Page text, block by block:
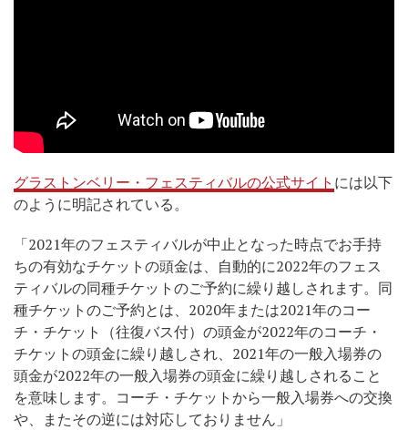
グラストンベリー・フェスティバルの公式サイト には以下
のように明記されている。
「2021年のフェスティバルが中止となった時点でお手持
ちの有効なチケットの頭金は、自動的に2022年のフェス
ティバルの同種チケットのご予約に繰り越しされます。同
種チケットのご予約とは、2020年または2021年のコー
チ・チケット（往復バス付）の頭金が2022年のコーチ・
チケットの頭金に繰り越しされ、2021年の一般入場券の
頭金が2022年の一般入場券の頭金に繰り越しされること
を意味します。コーチ・チケットから一般入場券への交換
や、またその逆には対応しておりません」